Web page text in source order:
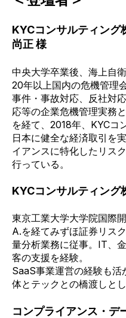
KYCコンサルティン
尚正 様
中央大学卒業後、海上自
20年以上国内の危機管理
事件・事故対応、反社対
応等の企業危機管理実務
を経て、2018年、KYCコ
日本に健全な経済取引を
イアンスに特化したリス
行っている。
KYCコンサルティン
東京工業大学大学院国際
A.を経てみずほ証券リス
量分析業務に従事。IT、
客の支援を経験。
SaaS事業運営の経験も
体とテックとの橋渡しと
コンプライアンス・デ